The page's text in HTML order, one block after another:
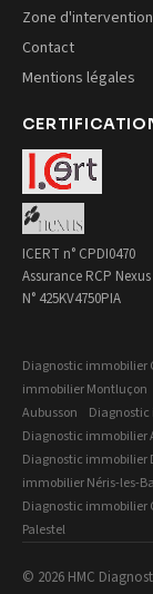
Zone d'intervention
Contact
Mentions légales
ICERT n° CPDI0470
Assurance RCP Nexus
N° 425KV4750PIA
Diagnostic immobilier
immobilier Montluçon
Aubusson
Diagnostic immobilier
Diagnostic immobilier
immobilier Néris-les-
Diagnostic
Palestel
© 2026 HMC